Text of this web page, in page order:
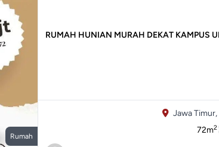
Rumah
RUMAH HUNIAN MURAH DEKAT KAMPUS
Jawa Timur,
72m2